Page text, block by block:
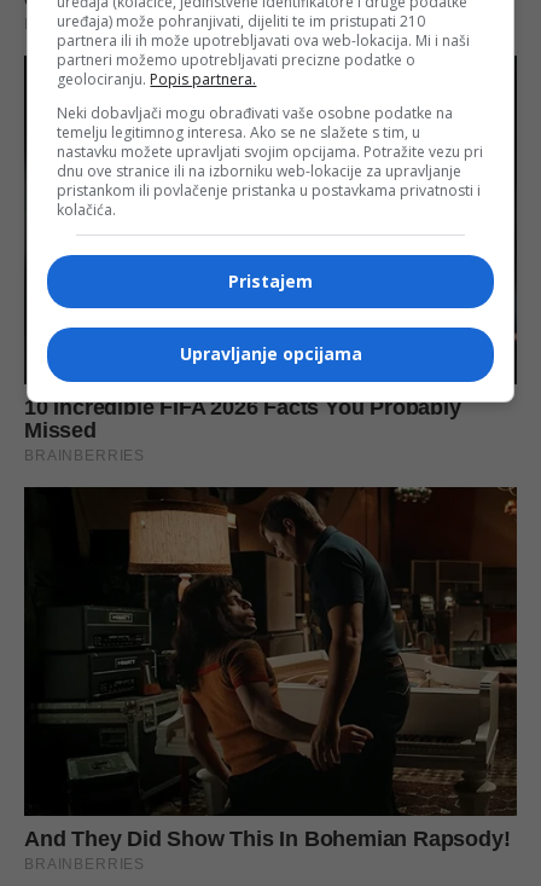
uređaja) može pohranjivati, dijeliti te im pristupati 210
partnera ili ih može upotrebljavati ova web-lokacija. Mi i naši
partneri možemo upotrebljavati precizne podatke o
geolociranju. Popis partnera.
Neki dobavljači mogu obrađivati vaše osobne podatke na
temelju legitimnog interesa. Ako se ne slažete s tim, u
nastavku možete upravljati svojim opcijama. Potražite vezu pri
dnu ove stranice ili na izborniku web-lokacije za upravljanje
pristankom ili povlačenje pristanka u postavkama privatnosti i
kolačića.
Pristajem
Upravljanje opcijama